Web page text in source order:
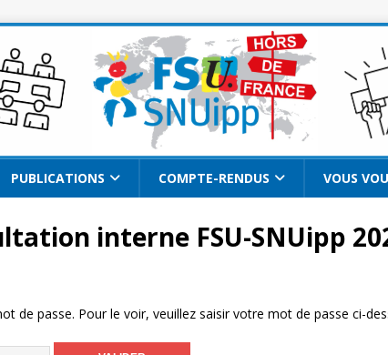
PUBLICATIONS COMPTE-RENDUS VOUS
interne FSU-SNUipp
de passe. Pour le voir, veuillez saisir votre mot de passe ci-